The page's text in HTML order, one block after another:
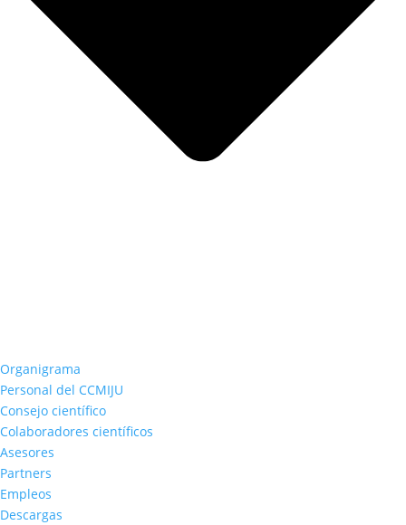
Organigrama
Personal del CCMIJU
Consejo científico
Colaboradores científicos
Asesores
Partners
Empleos
Descargas